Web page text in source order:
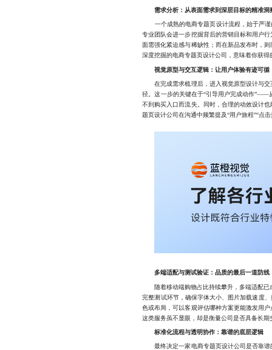
需求分析：从表面需求到深层目标的精准洞
一个成熟的电商专题页设计流程，始于严谨
专业团队会进一步挖掘背后的营销目标和用户
面需强化紧迫感与稀缺性；而在新品发布时，
深度挖掘的电商专题页设计公司，意味着你获
视觉原型与交互逻辑：让用户体验有迹可循
在完成需求梳理后，进入视觉原型设计与交
径。这一步的关键在于“引导用户完成动作”——
不到购买入口而流失。同时，合理的动效设计
题页设计公司在沟通中频繁提及“用户旅程”“点
多端适配与测试验证：品质的最后一道防线
随着移动端购物占比持续攀升，多端适配已
完整测试环节，确保字体大小、图片加载速度
色或布局，可以客观评估哪种方案更能激发用
这类服务虽不显眼，却是衡量公司是否具备长
标准化流程与透明协作：靠谱的底层逻辑
最终决定一家电商专题页设计公司是否靠谱